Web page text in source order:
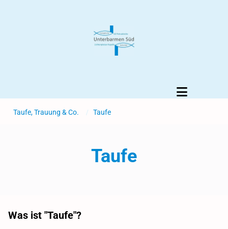
Taufe, Trauung & Co. / Taufe
Taufe
Was ist "Taufe"?